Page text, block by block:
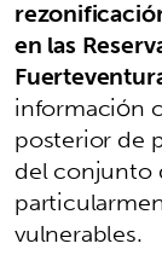
en las
información
posterior de
del conjunto
vulnerables.